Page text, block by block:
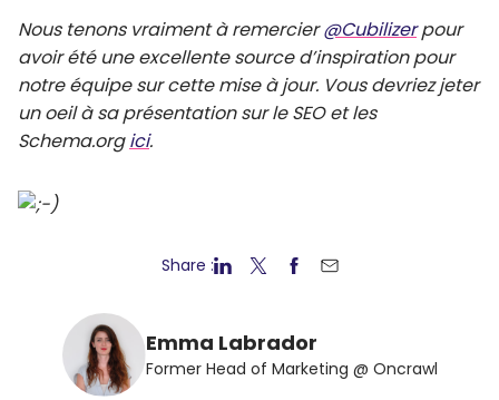
Nous tenons vraiment à remercier@Cubilizerpour
avoir été une excellente source d’inspiration pour
notre équipe sur cette mise à jour. Vous devriez jeter
un oeil à sa présentation sur le SEO et les
Schema.orgici.
Share :
Emma Labrador
Former Head of Marketing @ Oncrawl